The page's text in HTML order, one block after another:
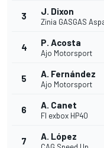
3 J. Dixon
Zinia GASGAS
4 P. Acosta
Ajo Motorsport
5 A. Fernández
Ajo Motorsport
6 A. Canet
Fl exbox HP40
7 A. López